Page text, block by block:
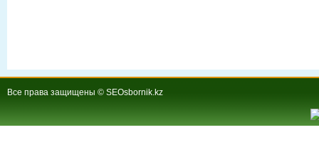
Все права защищены © SEOsbornik.kz